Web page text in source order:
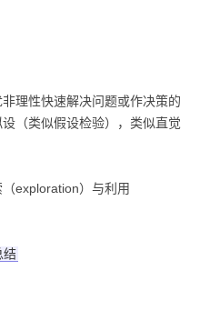
理性快速解决问题或作决策的
（类似假设检验），类似直觉
exploration）与利用
结